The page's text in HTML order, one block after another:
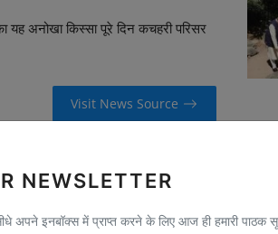
NEWSLETTER
अपने इनबॉक्स में प्राप्त करने के लिए आज ही हमारी पाठक
यह अनोखा किस्सा पूरे दिन कचहरी परिसर
Visit News Source